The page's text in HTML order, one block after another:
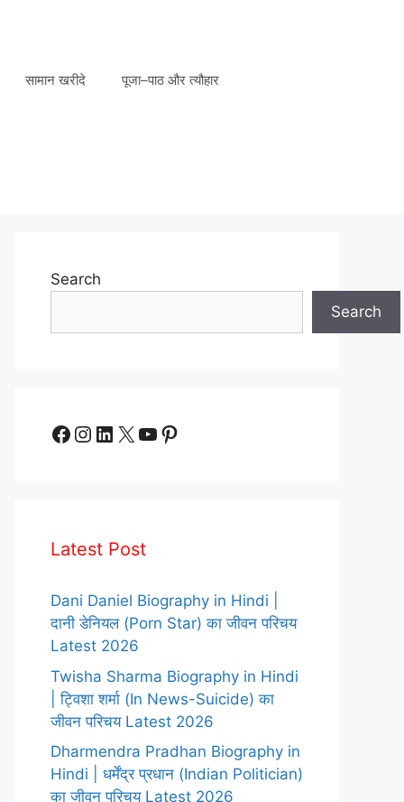
सामान खरीदे पूजा–पाठ और त्यौहार
Search
Search
Facebook
Instagram
LinkedIn
X YouTube
Pinterest
Latest Post
Dani Daniel Biography in Hindi |
दानी डेनियल (Porn Star) का जीवन परिचय
Latest 2026
Twisha Sharma Biography in Hindi
| ट्विशा शर्मा (In News-Suicide) का
जीवन परिचय Latest 2026
Dharmendra Pradhan Biography in
Hindi | धर्मेंद्र प्रधान (Indian Politician)
का जीवन परिचय Latest 2026